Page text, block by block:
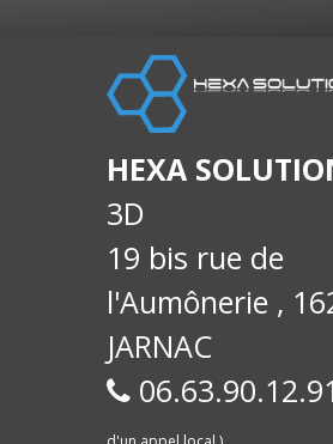
HEXA
3D
19 bis rue de
l'Aumônerie ,
JARNAC
06.63.90.12.91